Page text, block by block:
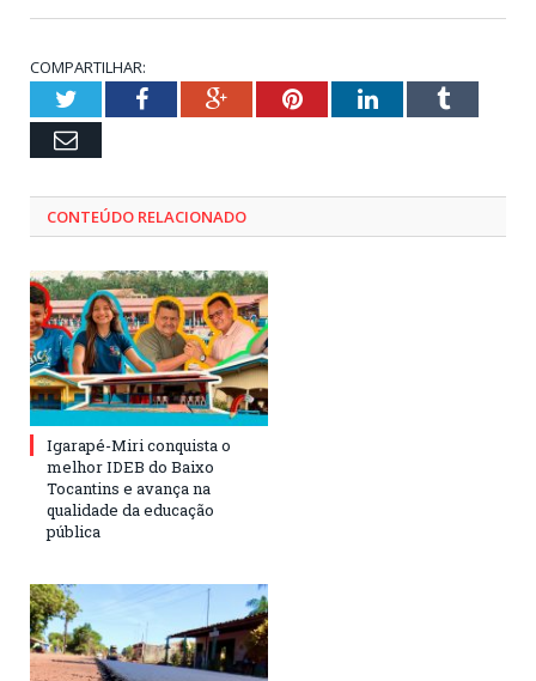
COMPARTILHAR:
TwitterFacebookGoogle+PinterestLinkedInTumblr
Email
CONTEÚDO RELACIONADO
Igarapé-Miri conquista o
melhor IDEB do Baixo
Tocantins e avança na
qualidade da educação
pública